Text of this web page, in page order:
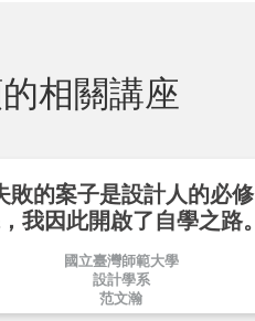
相關講座
敗的案子是設計人的必修
我因此開啟了自學之路。
國立臺灣師範大學
設計學系
范文瀚